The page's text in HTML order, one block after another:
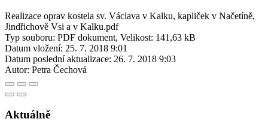
Realizace oprav kostela sv. Václava v Kalku, kapliček v Načetíně,
Jindřichově Vsi a v Kalku.pdf
Typ souboru: PDF dokument, Velikost: 141,63 kB
Datum vložení: 25. 7. 2018 9:01
Datum poslední aktualizace: 26. 7. 2018 9:03
Autor: Petra Čechová
Aktuálně